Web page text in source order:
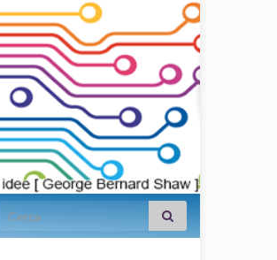
Search for: